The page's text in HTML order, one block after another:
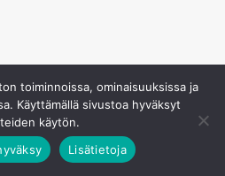
toimiva autoroutteri varsinkin
säälliseen tilaan? Toki USB-
kuin Microssa.
PIENVOLUUMEISSA
toiminnoissa, ominaisuuksissa ja
Käyttämällä sivustoa hyväksyt
käytön.
Lisätietoja